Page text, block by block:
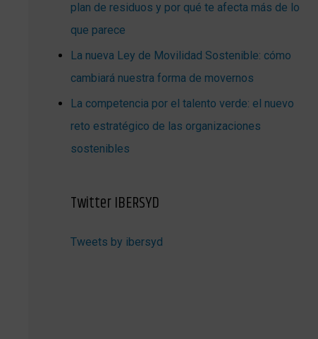
plan de residuos y por qué te afecta más de lo
que parece
La nueva Ley de Movilidad Sostenible: cómo
cambiará nuestra forma de movernos
La competencia por el talento verde: el nuevo
reto estratégico de las organizaciones
sostenibles
Twitter IBERSYD
Tweets by ibersyd